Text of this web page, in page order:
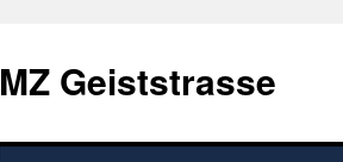
springen
MZ Geiststrasse